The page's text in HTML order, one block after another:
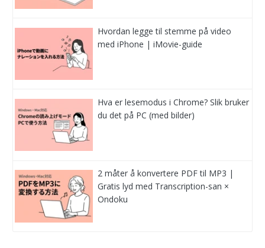
Hvordan legge til stemme på video
med iPhone | iMovie-guide
Hva er lesemodus i Chrome? Slik bruker
du det på PC (med bilder)
2 måter å konvertere PDF til MP3 |
Gratis lyd med Transcription-san ×
Ondoku